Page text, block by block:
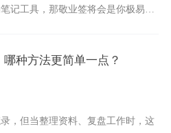
记工具，那敬业签将会是你极易上
种方法更简单一点？
，但当整理资料、复盘工作时，这